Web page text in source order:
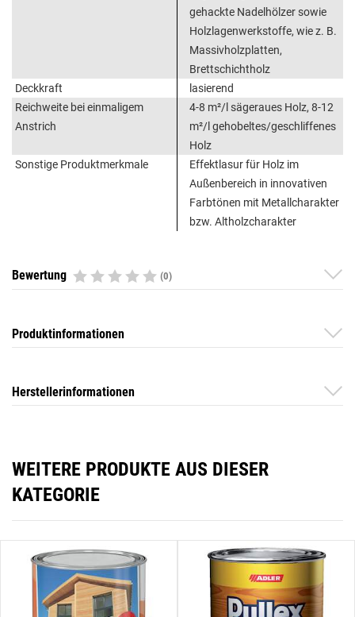
gehackte Nadelhölzer sowie
Holzlagenwerkstoffe, wie z. B.
Massivholzplatten,
Brettschichtholz
Deckkraft
lasierend
Reichweite bei einmaligem
Anstrich
4-8 m²/l sägeraues Holz, 8-12
m²/l gehobeltes/geschliffenes
Holz
Sonstige Produktmerkmale
Effektlasur für Holz im
Außenbereich in innovativen
Farbtönen mit Metallcharakter
bzw. Altholzcharakter
Bewertung (0)
Produktinformationen
Herstellerinformationen
WEITERE PRODUKTE AUS DIESER
KATEGORIE